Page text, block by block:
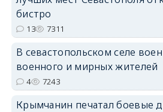
бистро
13 7311
В севастопольском селе
военного и мирных жителей
4 7243
Крымчанин печатал боевые